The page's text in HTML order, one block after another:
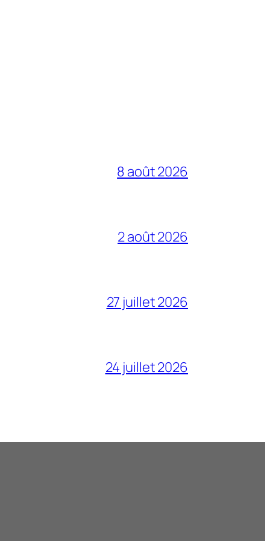
8 août 2026
2 août 2026
27 juillet 2026
24 juillet 2026